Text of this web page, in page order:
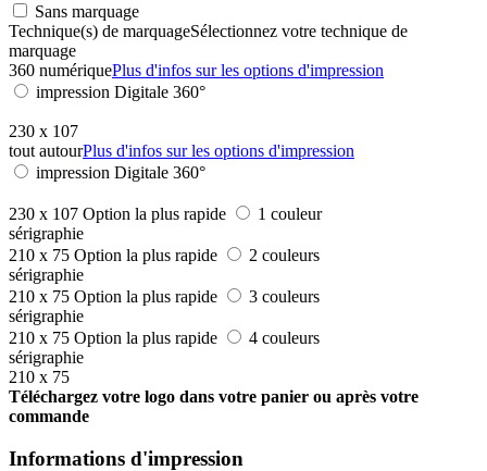
Sans marquage
Technique(s) de marquageSélectionnez votre technique de
marquage
360 numériquePlus d'infos sur les options d'impression
impression Digitale 360°
230 x 107
tout autourPlus d'infos sur les options d'impression
impression Digitale 360°
230 x 107 Option la plus rapide
1 couleur
sérigraphie
210 x 75 Option la plus rapide
2 couleurs
sérigraphie
210 x 75 Option la plus rapide
3 couleurs
sérigraphie
210 x 75 Option la plus rapide
4 couleurs
sérigraphie
210 x 75
Téléchargez votre logo dans votre panier ou après votre
commande
Informations d'impression